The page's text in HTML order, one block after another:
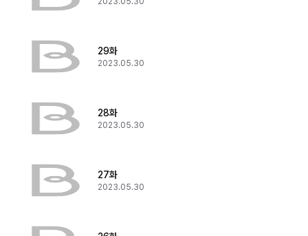
29화
2023.05.30
28화
2023.05.30
27화
2023.05.30